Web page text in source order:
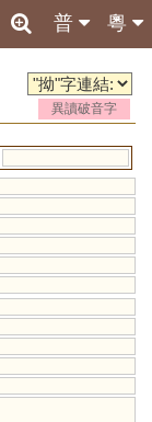
粵
普
異讀破音字